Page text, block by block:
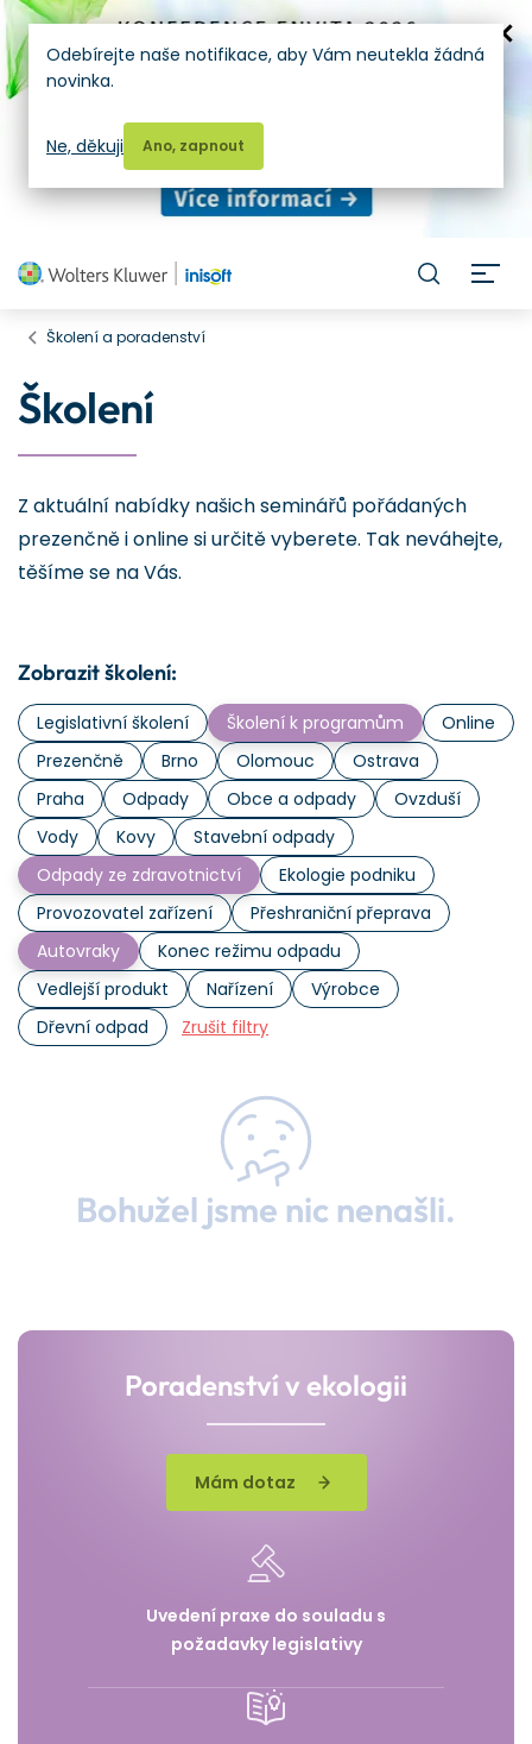
Školení a poradenství
Školení
Z aktuální nabídky našich seminářů pořádaných
prezenčně i online si určitě vyberete. Tak neváhejte,
těšíme se na Vás.
Zobrazit školení:
Legislativní školení Školení k programům
Online
Prezenčně
Brno Olomouc
Ostrava
Praha
Odpady Obce a odpady
Ovzduší
Vody
Kovy
Stavební odpady
Odpady ze zdravotnictví
Ekologie podniku
Provozovatel zařízení
Přeshraniční přeprava
Autovraky
Konec režimu odpadu
Vedlejší produkt
Nařízení
Výrobce
Dřevní odpad
Zrušit filtry
Bohužel jsme nic nenašli.
Poradenství v ekologii
Mám dotaz
Uvedení praxe do souladu s
požadavky legislativy
Odebírejte naše notifikace, aby Vám neutekla žádná
novinka.
Ano, zapnout
Ne, děkuji